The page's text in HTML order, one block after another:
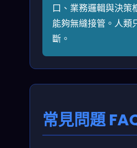
口、業務邏輯與決
能夠無縫接管。人類
斷。
常見問題